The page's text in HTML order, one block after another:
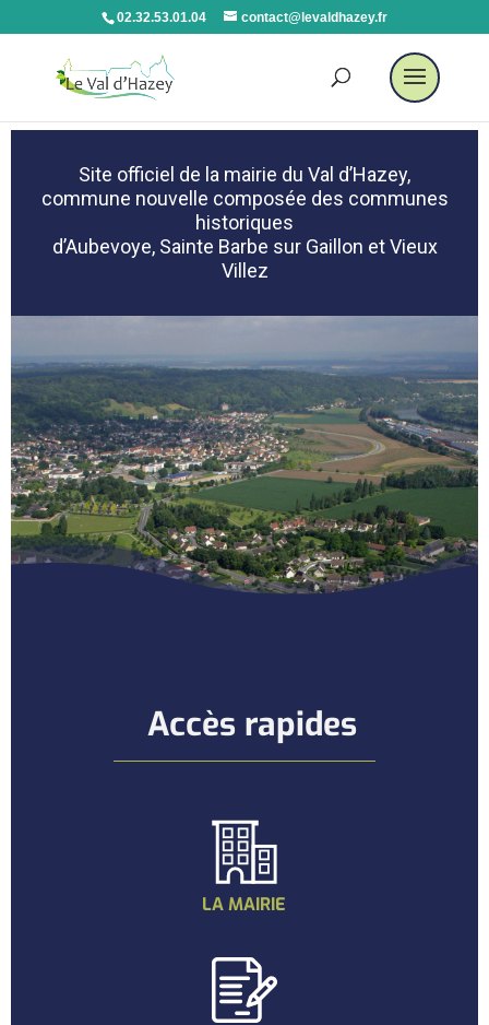
02.32.53.01.04 contact@levaldhazey.fr
Site officiel de la mairie du Val d’Hazey,
commune nouvelle composée des communes
historiques
d’Aubevoye, Sainte Barbe sur Gaillon et Vieux
Villez
Accès rapides
LA MAIRIE